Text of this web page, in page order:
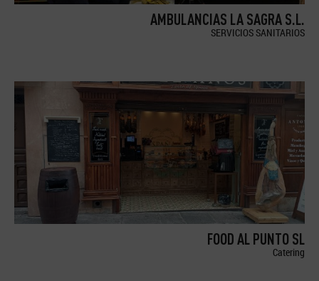
AMBULANCIAS LA SAGRA S.L.
SERVICIOS SANITARIOS
FOOD AL PUNTO SL
Catering